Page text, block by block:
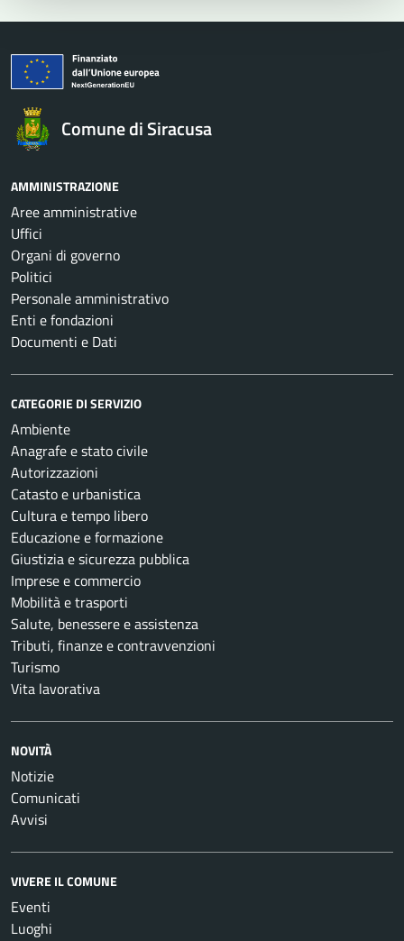
Comune di Siracusa
AMMINISTRAZIONE
Aree amministrative
Uffici
Organi di governo
Politici
Personale amministrativo
Enti e fondazioni
Documenti e Dati
CATEGORIE DI SERVIZIO
Ambiente
Anagrafe e stato civile
Autorizzazioni
Catasto e urbanistica
Cultura e tempo libero
Educazione e formazione
Giustizia e sicurezza pubblica
Imprese e commercio
Mobilità e trasporti
Salute, benessere e assistenza
Tributi, finanze e contravvenzioni
Turismo
Vita lavorativa
NOVITÀ
Notizie
Comunicati
Avvisi
VIVERE IL COMUNE
Eventi
Luoghi